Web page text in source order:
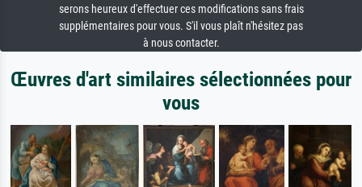
serons heureux d'effectuer ces modifications sans frais
supplémentaires pour vous. S'il vous plaît n'hésitez pas
à nous contacter.
Œuvres d'art similaires sélectionnées pour
vous